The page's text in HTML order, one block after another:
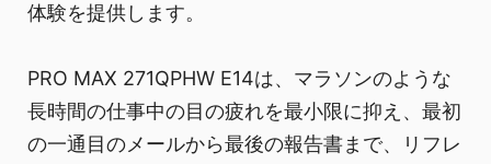
体験を提供します。
PRO MAX 271QPHW E14は、マラソンのような
長時間の仕事中の目の疲れを最小限に抑え、最初
の一通目のメールから最後の報告書まで、リフレ